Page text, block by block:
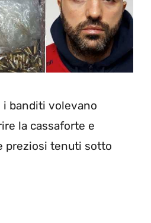
i banditi volevano
la cassaforte e
preziosi tenuti sotto